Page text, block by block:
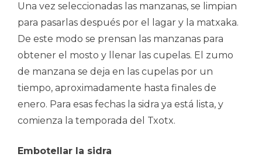
Una vez seleccionadas las manzanas, se limpian
para pasarlas después por el lagar y la matxaka.
De este modo se prensan las manzanas para
obtener el mosto y llenar las cupelas. El zumo
de manzana se deja en las cupelas por un
tiempo, aproximadamente hasta finales de
enero. Para esas fechas la sidra ya está lista, y
comienza la temporada del Txotx.
Embotellar la sidra